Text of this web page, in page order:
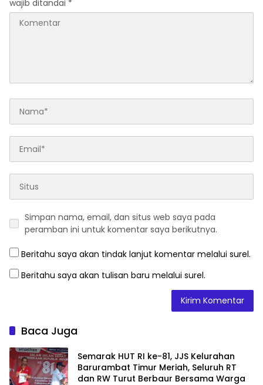
wajib ditandai *
Simpan nama, email, dan situs web saya pada
peramban ini untuk komentar saya berikutnya.
Beritahu saya akan tindak lanjut komentar melalui surel.
Beritahu saya akan tulisan baru melalui surel.
Baca Juga
Semarak HUT RI ke-81, JJS Kelurahan
Barurambat Timur Meriah, Seluruh RT
dan RW Turut Berbaur Bersama Warga